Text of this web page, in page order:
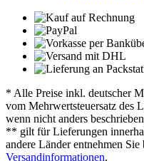
* Alle Preise inkl. deutscher
vom Mehrwertsteuersatz des
wenn nicht anders
** gilt für Lieferungen
andere Länder entnehmen
Versandinformationen.